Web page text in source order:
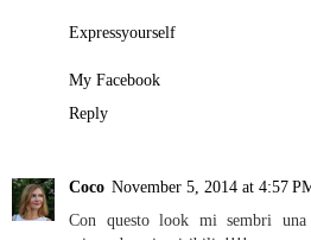
Expressyourself
My Facebook
Reply
Coco November 5, 2014 at 4:57
Con questo look mi sembri